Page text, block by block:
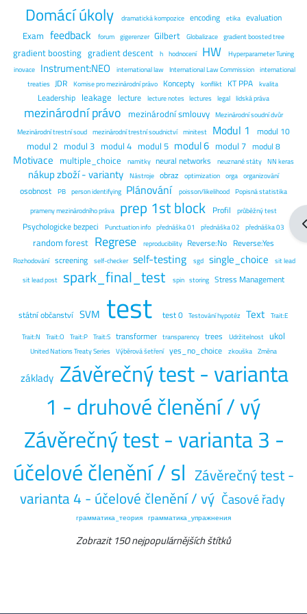
Domácí úkoly dramatická kompozice encoding etika evaluation
Exam feedback forum gigerenzer Gilbert Globalizace gradient boosted tree
gradient boosting gradient descent h hodnocení HW
Hyperparameter Tuning
inovace Instrument:NEO international law International Law Commission international
treaties JDR Komise pro mezinárodní právo Koncepty konflikt KT PPA kvalita
Leadership leakage lecture lecture notes lectures legal lidská práva
mezinárodní právo mezinárodní smlouvy Mezinárodní soudní dvůr
Mezinárodní trestní soud mezinárodní trestní soudnictví minitest Modul 1 modul 10
modul 2 modul 3 modul 4 modul 5 modul 6 modul 7 modul 8
Motivace multiple_choice namitky neural networks neuznané státy NN keras
nákup zboží - varianty Nástroje obraz optimization orga organizování
osobnost PB person identifying Plánování poisson/likelihood Popisná statistika
prameny mezinárodního práva prep 1st block Profil průběžný test
Psychologicke bezpeci Punctuation info přednáška 01 přednáška 02 přednáška 03
random forest Regrese reproducibility Reverse:No Reverse:Yes
Rozhodování screening self-checker self-testing sgd single_choice
sit lead
sit lead post spark_final_test spin storing Stress Management
státní občanství SVM test test 0 Testování hypotéz Text Trait:E
Trait:N Trait:O Trait:P Trait:S transformer transparency trees Udržitelnost ukol
United Nations Treaty Series Výběrová šetření yes_no_choice zkouška Změna
základy Závěrečný test - varianta
1 - druhové členění / vý
Závěrečný test - varianta 3 -
účelové členění / sl Závěrečný test -
varianta 4 - účelové členění / vý Časové řady
грамматика_теория грамматика_упражнения
Zobrazit 150 nejpopulárnějších štítků